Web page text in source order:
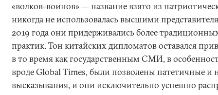
«волков-воинов» — название взято из
никогда не использовалась высшими
2019 года они придерживались более
практик. Тон китайских дипломатов оставался
в то время как государственным СМИ, в
вроде Global Times, были позволены патетичные и
высказывания, и они исключительно успешно